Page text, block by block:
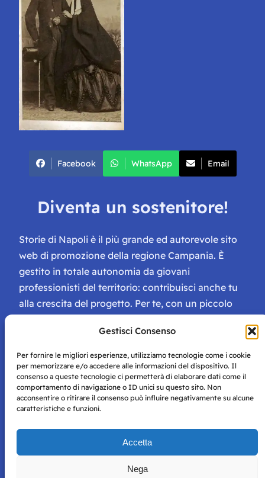
Gestisci Consenso
Per fornire le migliori esperienze, utilizziamo tecnologie come i cookie
per memorizzare e/o accedere alle informazioni del dispositivo. Il
consenso a queste tecnologie ci permetterà di elaborare dati come il
comportamento di navigazione o ID unici su questo sito. Non
acconsentire o ritirare il consenso può influire negativamente su alcune
caratteristiche e funzioni.
Accetta
Nega
Facebook WhatsApp Email
Diventa un sostenitore!
Storie di Napoli è il più grande ed autorevole sito
web di promozione della regione Campania. È
gestito in totale autonomia da giovani
professionisti del territorio: contribuisci anche tu
alla crescita del progetto. Per te, con un piccolo
tessera di Storie Campane, libri e magazine gratis
e inviti ad eventi esclusivi!
Storie di Napoli è una testata registrata presso il tribunale di
per mero scopo didattico e informativo.